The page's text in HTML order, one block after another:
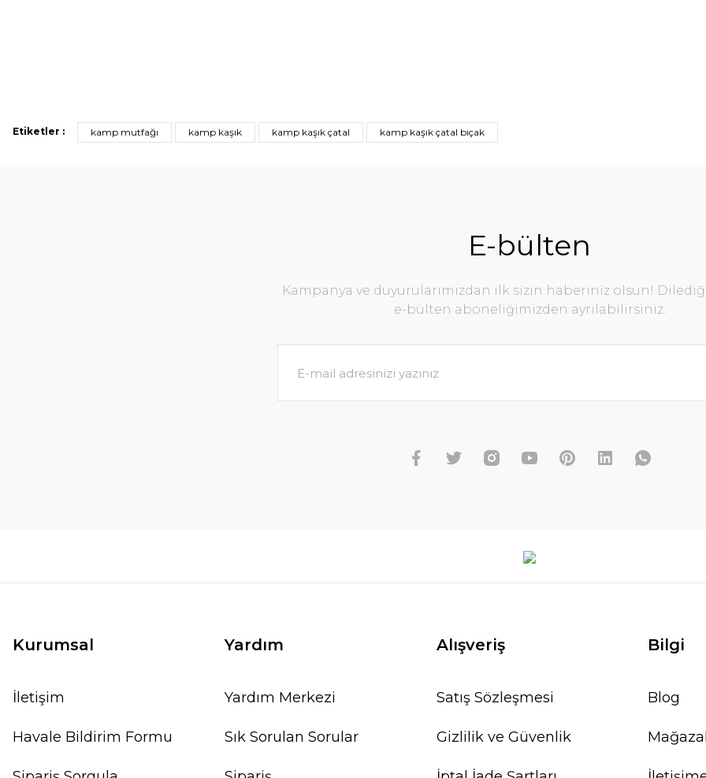
Etiketler : kamp mutfağı kamp kaşık kamp kaşık çatal kamp kaşık çatal bıçak
E-bülten
Kampanya ve duyurularımızdan ilk sizin haberiniz olsun!
e-bülten aboneliğimizden ayrılabilirsiniz.
Kurumsal
İletişim
Havale Bildirim Formu
Yardım
Yardım Merkezi
Sık Sorulan Sorular
Alışveriş
Satış Sözleşmesi
Gizlilik ve Güvenlik
Bilgi
Blog